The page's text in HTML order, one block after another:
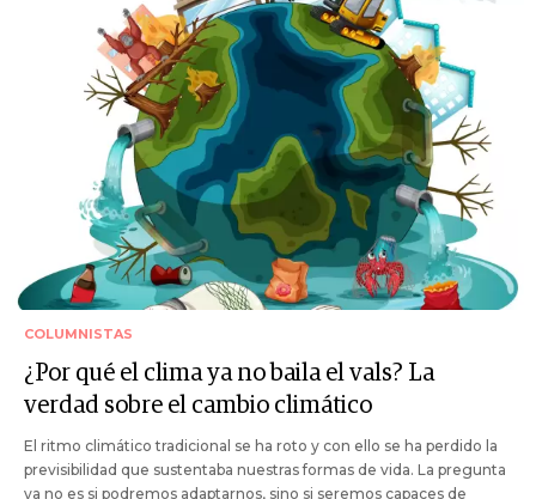
COLUMNISTAS
¿Por qué el clima ya no baila el vals? La
verdad sobre el cambio climático
El ritmo climático tradicional se ha roto y con ello se ha perdido la
previsibilidad que sustentaba nuestras formas de vida. La pregunta
ya no es si podremos adaptarnos, sino si seremos capaces de